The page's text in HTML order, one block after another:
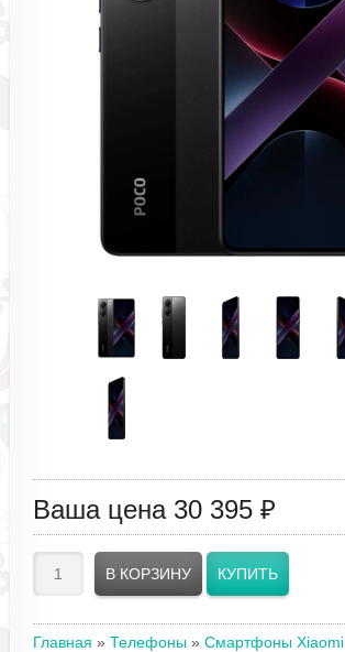
Ваша цена 30 395 ₽
Главная » Телефоны » Смартфоны Xiaomi